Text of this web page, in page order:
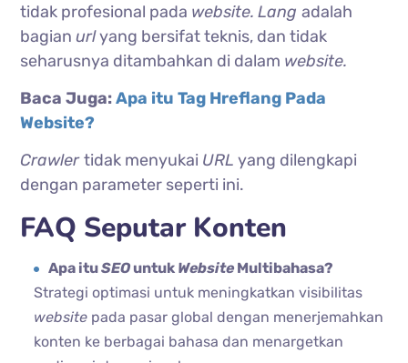
tidak profesional pada website. Langadalah
bagianurlyang bersifat teknis, dan tidak
seharusnya ditambahkan di dalam website.
Baca Juga:Apa itu Tag Hreflang Pada
Website?
Crawlertidak menyukai URLyang dilengkapi
dengan parameter seperti ini.
FAQ Seputar Konten
Apa ituSEO untuk Website Multibahasa?
Strategi optimasi untuk meningkatkan visibilitas
website pada pasar global dengan menerjemahkan
konten ke berbagai bahasa dan menargetkan